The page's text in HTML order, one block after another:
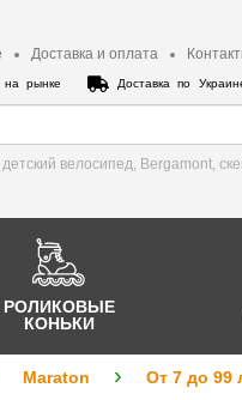
Доставка и оплата
рынке Доставка по
велосипед, Bergamont,
РОЛИКОВЫЕ
КОНЬКИ
Maraton От 7 до 99